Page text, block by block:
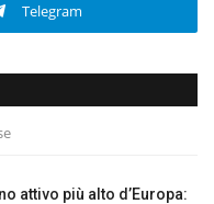
Telegram
attivo più alto d’Europa: